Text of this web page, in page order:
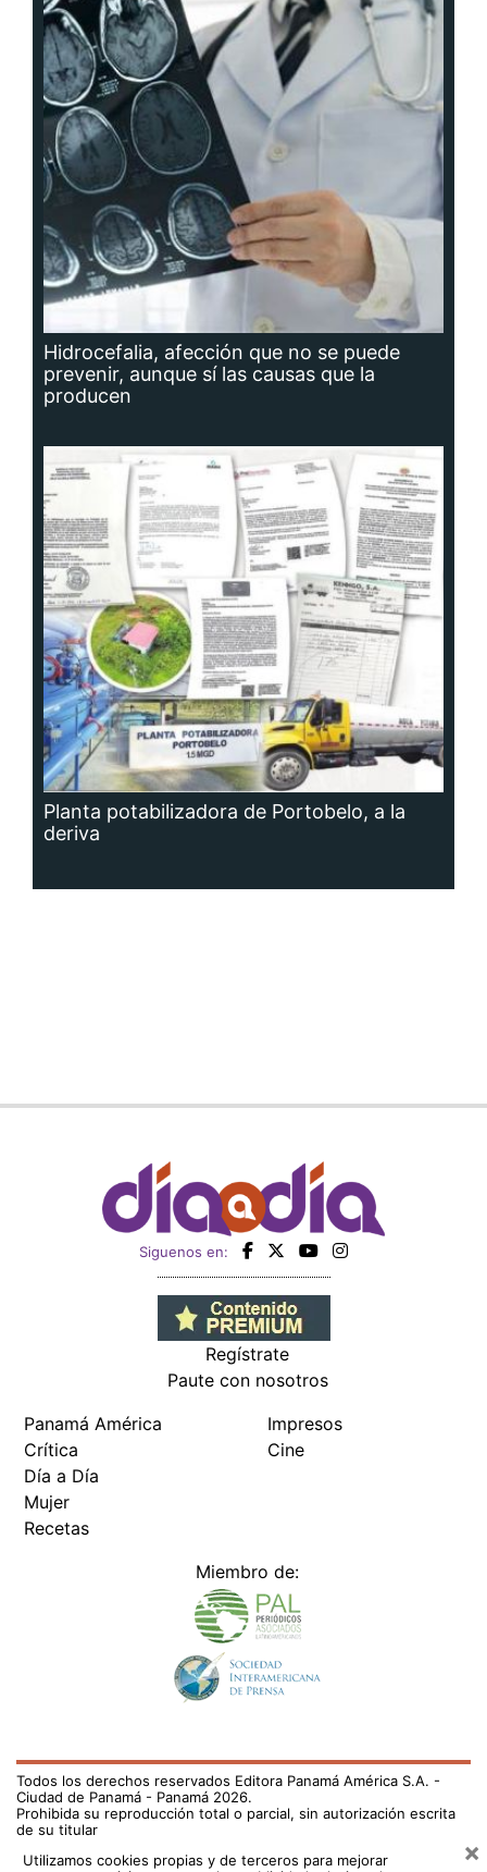
Hidrocefalia, afección que no se puede
prevenir, aunque sí las causas que la
producen
Planta potabilizadora de Portobelo, a la
deriva
Siguenos en:
Regístrate
Paute con nosotros
Panamá América
Crítica
Día a Día
Mujer
Recetas
Impresos
Cine
Miembro de:
Todos los derechos reservados Editora Panamá América S.A. -
Ciudad de Panamá - Panamá 2026.
Prohibida su reproducción total o parcial, sin autorización escrita
de su titular
Utilizamos cookies propias y de terceros para mejorar
×